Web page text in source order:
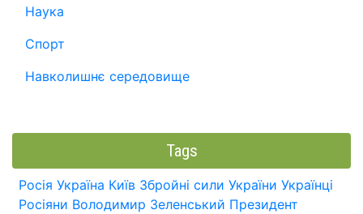
Наука
Спорт
Навколишнє середовище
Tags
Росія Україна Київ Збройні сили України Українці
Росіяни Володимир Зеленський Президент